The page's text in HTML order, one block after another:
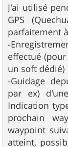
g
e
J'ai utilisé
GPS
parfaitement
-
effectué
un soft dédié)
-Guidage
par ex)
Indication
prochain
waypoint
atteint,